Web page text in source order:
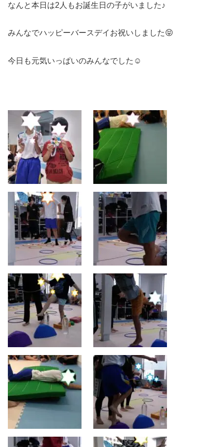
なんと本日は2人もお誕生日の子がいました♪
みんなでハッピーバースデイお祝いしました😝
今日も元気いっぱいのみんなでした☺